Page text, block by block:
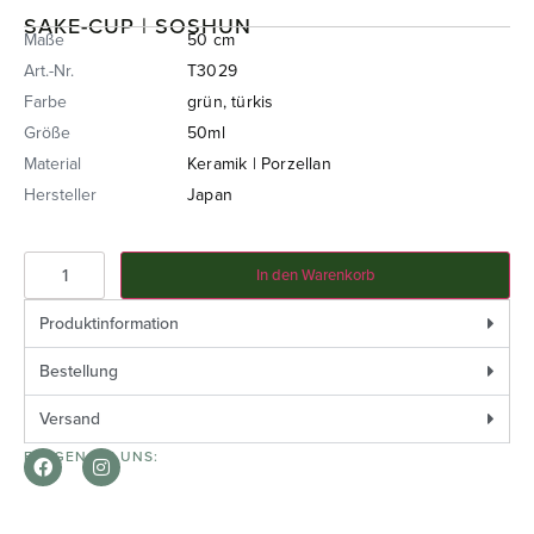
SAKE-CUP | SOSHUN
Maße
50 cm
Art.-Nr.
T3029
Farbe
grün, türkis
Größe
50ml
Material
Keramik | Porzellan
Hersteller
Japan
In den Warenkorb
Produktinformation
Bestellung
Versand
FOLGEN SIE UNS: